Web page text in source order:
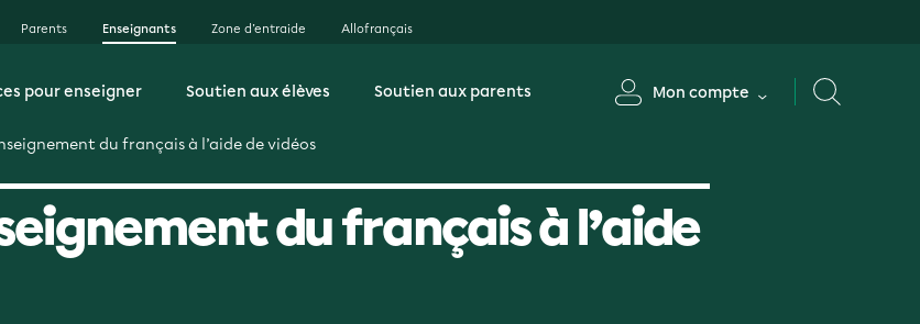
Parents Enseignants Zone d’entraide Allofrançais
pour enseigner Soutien aux élèves Soutien aux parents Mon compte
du français à l’aide de vidéos
du français à l’aide